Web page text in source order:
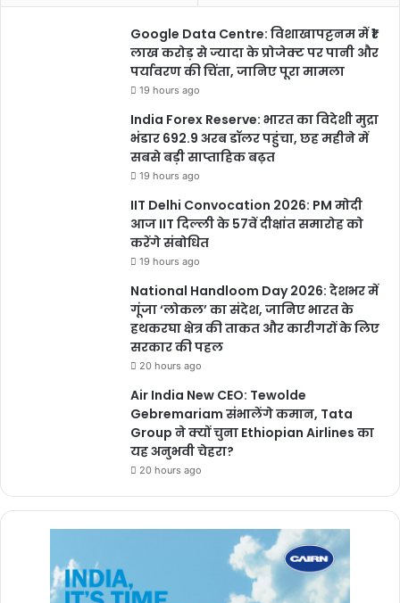
अंकुर हॉस्पिटल खरोरा हाईस्कूल के पास 1 लाख 40 हजार
chhattisgarh
Google Data Centre: विशाखापट्टनम में ₹1
लाख करोड़ से ज्यादा के प्रोजेक्ट पर पानी और
पर्यावरण की चिंता, जानिए पूरा मामला
19 hours ago
India Forex Reserve: भारत का विदेशी मुद्रा
भंडार 692.9 अरब डॉलर पहुंचा, छह महीने में
सबसे बड़ी साप्ताहिक बढ़त
19 hours ago
IIT Delhi Convocation 2026: PM मोदी
आज IIT दिल्ली के 57वें दीक्षांत समारोह को
करेंगे संबोधित
19 hours ago
National Handloom Day 2026: देशभर में
गूंजा ‘लोकल’ का संदेश, जानिए भारत के
हथकरघा क्षेत्र की ताकत और कारीगरों के लिए
सरकार की पहल
20 hours ago
Air India New CEO: Tewolde
Gebremariam संभालेंगे कमान, Tata
Group ने क्यों चुना Ethiopian Airlines का
यह अनुभवी चेहरा?
20 hours ago